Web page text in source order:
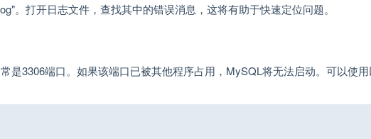
。打开日志文件，查找其中的错误消息，这将有助于快速定位问题。
是3306端口。如果该端口已被其他程序占用，MySQL将无法启动。可以使